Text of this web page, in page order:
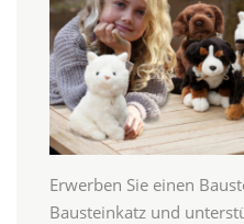
Erwerben Sie einen
Bausteinkatz und